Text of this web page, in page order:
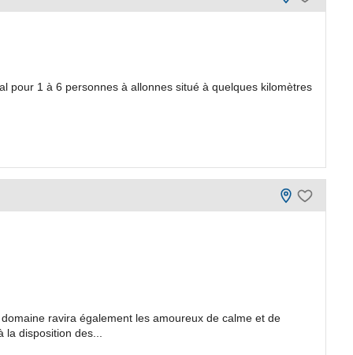
pour 1 à 6 personnes à allonnes situé à quelques kilomètres
ravira également les amoureux de calme et de
disposition des...